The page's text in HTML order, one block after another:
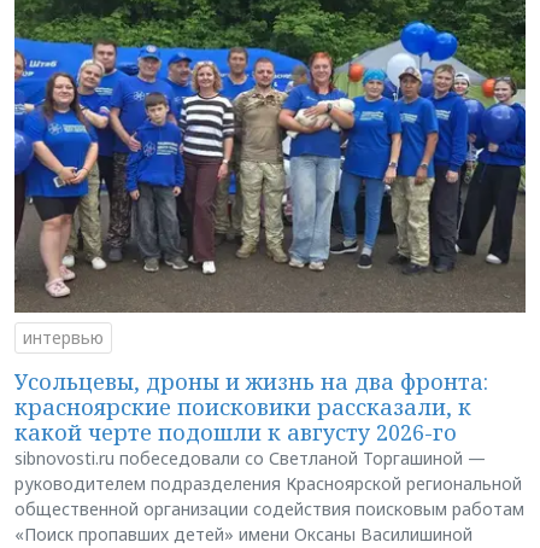
интервью
Усольцевы, дроны и жизнь на два фронта:
красноярские поисковики рассказали, к
какой черте подошли к августу 2026-го
sibnovosti.ru побеседовали со Светланой Торгашиной —
руководителем подразделения Красноярской региональной
общественной организации содействия поисковым работам
«Поиск пропавших детей» имени Оксаны Василишиной